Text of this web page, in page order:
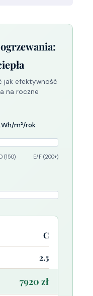
jak efektywność
na roczne
m²/rok
D (150) E/F (200+)
C
2.5
7920 zł